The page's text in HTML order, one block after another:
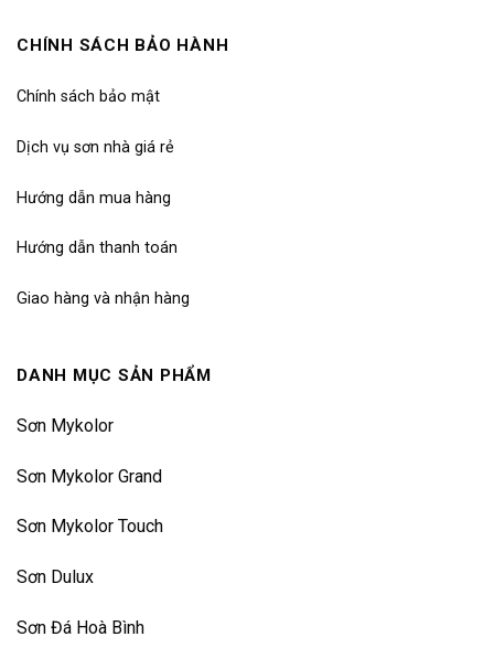
CHÍNH SÁCH BẢO HÀNH
Chính sách bảo mật
Dịch vụ sơn nhà giá rẻ
Hướng dẫn mua hàng
Hướng dẫn thanh toán
Giao hàng và nhận hàng
DANH MỤC SẢN PHẨM
Sơn Mykolor
Sơn Mykolor Grand
Sơn Mykolor Touch
Sơn Dulux
Sơn Đá Hoà Bình